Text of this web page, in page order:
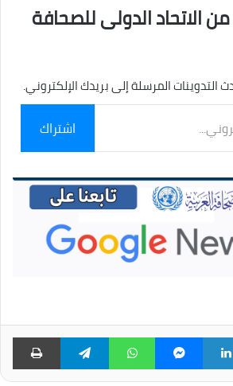
الاتحاد الدولى للصحافة
المرسلة إلى بريدك الإلكتروني.
اشتراك
لينكدإن ماسنجر واتساب تيلقرام